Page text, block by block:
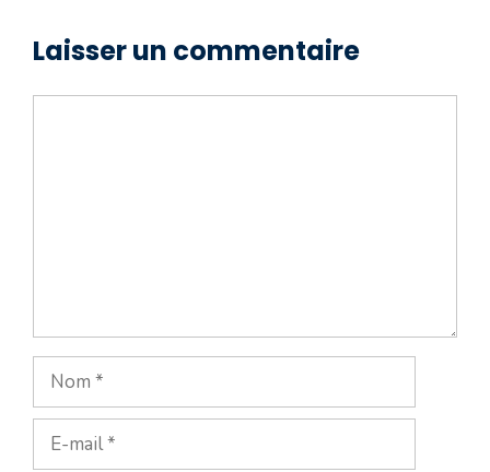
ils protégés par la
services sexuels
Laisser un commentaire
Nom
mail